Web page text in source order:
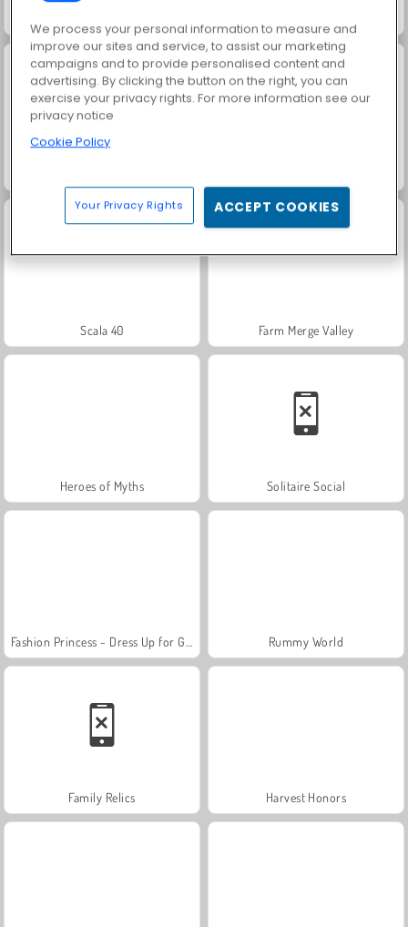
Scala 40 Farm Merge Valley
Heroes of Myths Solitaire Social
Rummy World
Family Relics Harvest Honors
We process your personal information to measure and
improve our sites and service, to assist our marketing
campaigns and to provide personalised content and
advertising. By clicking the button on the right, you can
exercise your privacy rights. For more information see our
privacy notice
Cookie Policy
Your Privacy Rights ACCEPT COOKIES